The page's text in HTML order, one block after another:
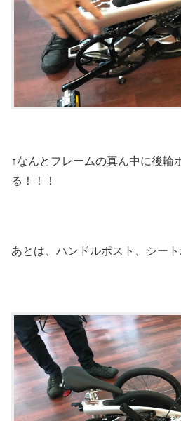
↑なんとフレームの真ん中に後輪
る！！！
あとは、ハンドルポスト、シー